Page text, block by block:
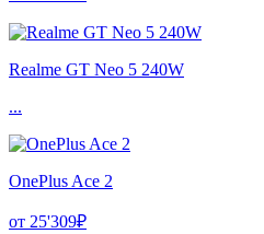
Realme GT Neo 5 240W
...
OnePlus Ace 2
от 25'309₽